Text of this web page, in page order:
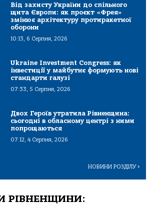
Від захисту України до спільного
щита Європи: як проєкт «Фрея»
змінює архітектуру протиракетної
оборони
10:13, 6 Серпня, 2026
Ukraine Investment Congress: як
інвестиції у майбутнє формують нові
стандарти галузі
07:33, 5 Серпня, 2026
Двох Героїв утратила Рівненщина:
сьогодні в обласному центрі з ними
попрощаються
07:12, 4 Серпня, 2026
НОВИНИ РОЗДІЛУ>
РІВНЕНЩИНИ: